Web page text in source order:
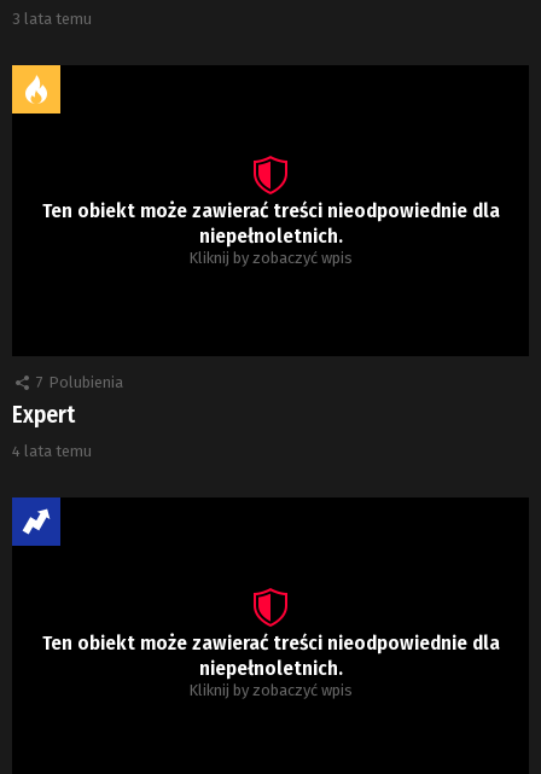
3 lata temu
Ten obiekt może zawierać treści nieodpowiednie dla
niepełnoletnich.
Kliknij by zobaczyć wpis
7 Polubienia
Expert
4 lata temu
Ten obiekt może zawierać treści nieodpowiednie dla
niepełnoletnich.
Kliknij by zobaczyć wpis